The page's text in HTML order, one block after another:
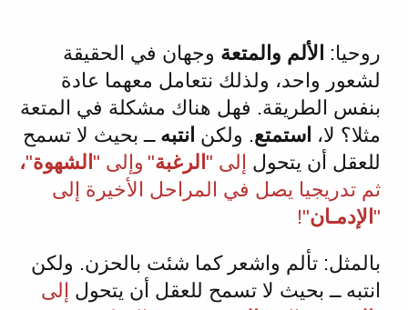
روحيا: الألم والمتعة وجهان في الحقيقة
لشعور واحد، ولذلك نتعامل معهما عادة
بنفس الطريقة. فهل هناك مشكلة في المتعة
مثلا؟ لا، استمتع. ولكن انتبهــ بحيث لا تسمح
للعقل أن يتحول إلى " الرغبة" وإلى " الشهوة"،
ثم تدريجيا يصل في المراحل الأخيرة إلى
" الإدمـان"!
بالمثل: تألم واشعر كما شئت بالحزن. ولكن
انتبه ــ بحيث لا تسمح للعقل أن يتحول إلى